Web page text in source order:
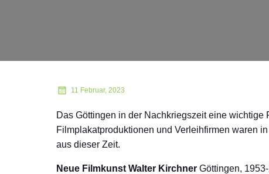
11 Februar, 2023
Das Göttingen in der Nachkriegszeit eine
Filmplakatproduktionen und Verleihfirmen waren
aus dieser Zeit.
Neue Filmkunst Walter Kirchner Göttingen,